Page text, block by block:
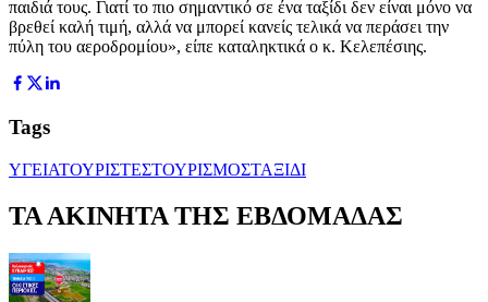
παιδιά τους. Γιατί το πιο σημαντικό σε ένα ταξίδι δεν είναι μόνο να
βρεθεί καλή τιμή, αλλά να μπορεί κανείς τελικά να περάσει την
πύλη του αεροδρομίου», είπε καταληκτικά ο κ. Κελεπέσιης.
Tags
ΥΓΕΙΑΤΟΥΡΙΣΤΕΣΤΟΥΡΙΣΜΟΣΤΑΞΙΔΙ
ΤΑ ΑΚΙΝΗΤΑ ΤΗΣ ΕΒΔΟΜΑΔΑΣ